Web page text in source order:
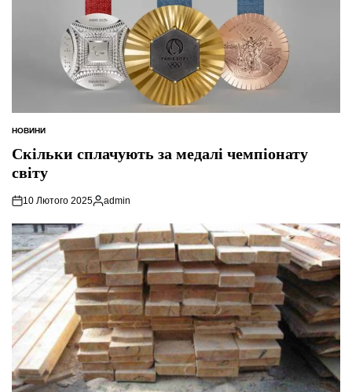
ОПУБЛІКУВАТИ
НОВИНИ
Скільки сплачують за медалі чемпіонату
світу
10 Лютого 2025
Опубліковано
admin